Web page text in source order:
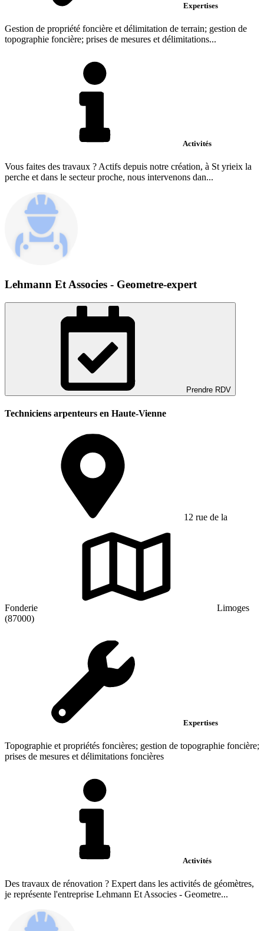
Expertises
Gestion de propriété foncière et délimitation de terrain; gestion de
topographie foncière; prises de mesures et délimitations...
Activités
Vous faites des travaux ? Actifs depuis notre création, à St yrieix la
perche et dans le secteur proche, nous intervenons dan...
Lehmann Et Associes - Geometre-expert
Prendre RDV
Techniciens arpenteurs en Haute-Vienne
12 rue de la
Fonderie
Limoges
(87000)
Expertises
Topographie et propriétés foncières; gestion de topographie foncière;
prises de mesures et délimitations foncières
Activités
Des travaux de rénovation ? Expert dans les activités de géomètres,
je représente l'entreprise Lehmann Et Associes - Geometre...